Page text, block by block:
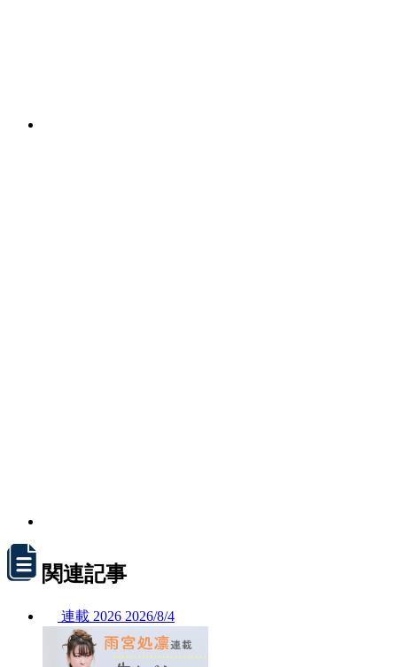
関連記事
連載 2026 2026/8/4